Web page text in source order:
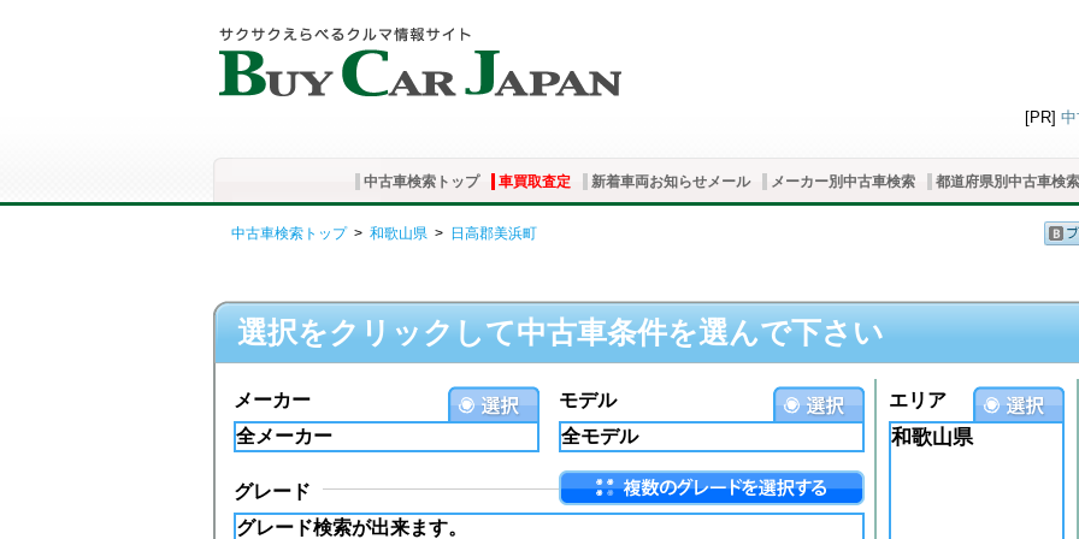
[PR]
中古車検索トップ 車買取査定 新着車両お知らせメール メーカー別中古車検索 都道府県別中古車検索
中古車検索トップ> 和歌山県 > 日高郡美浜町
選択をクリックして中古車条件を選んで下さい
モデル
メーカー
グレード
エリア
和歌山県